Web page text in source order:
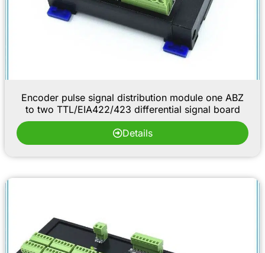
Encoder pulse signal distribution module one ABZ
to two TTL/EIA422/423 differential signal board
Details